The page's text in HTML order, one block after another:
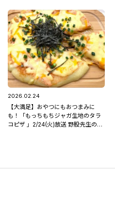
2026.02.24
【大満足】おやつにもおつまみに
も！「もっちもちジャガ生地のタラ
コピザ 」2/24(火)放送 野股先生のレ